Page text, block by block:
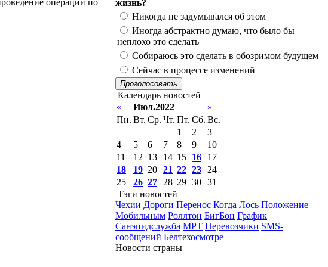
жизнь?
Никогда не задумывался об этом
Иногда абстрактно думаю, что было бы
неплохо это сделать
Собираюсь это сделать в обозримом будущем
Сейчас в процессе изменений
Проголосовать
Календарь новостей
«
Июл.2022
»
Пн. Вт. Ср. Чт. Пт. Сб. Вс.
1
2
3
4
5 6 7 8 9
10
11
12 13 14 15 16
17
18
19 20 21 22 23
24
25
26 27 28 29 30 31
Тэги новостей
Чехии Дороги Перенос Когда Лось Положение
Мобильным Роллтон БигБон График
Санэпидслужба МРТ Перевозчики SMS-
сообщений Белтехосмотре
Новости страны